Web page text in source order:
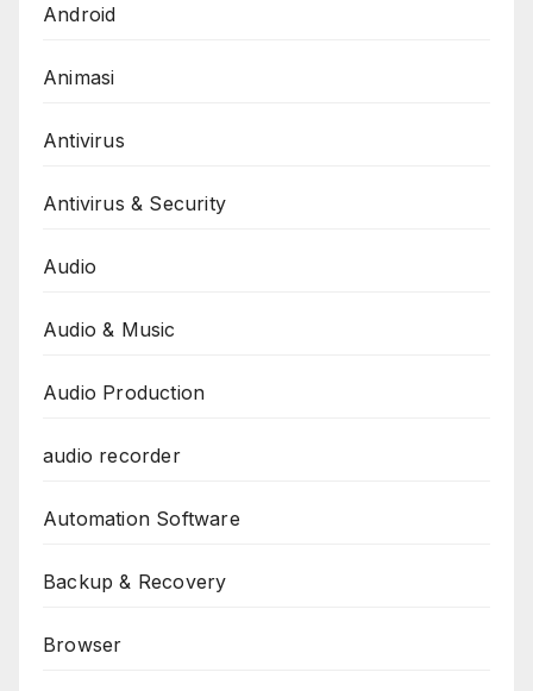
Android
Animasi
Antivirus
Antivirus & Security
Audio
Audio & Music
Audio Production
audio recorder
Automation Software
Backup & Recovery
Browser